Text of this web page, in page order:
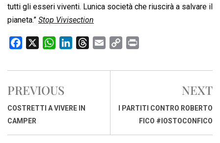
tutti gli esseri viventi. Lunica società che riuscirà a salvare il
pianeta.” Stop Vivisection
c
b
o
o
W
a
s
A
n
d
r
a
p
i
i
PREVIOUS
COSTRETTI A VIVERE IN
CAMPER
NEXT
I PARTITI CONTRO ROBERTO
FICO #IOSTOCONFICO